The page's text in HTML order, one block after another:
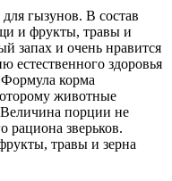
гызунов. В состав
и фрукты, травы и
запах и очень нравится
естественного здоровья
корма
животные
порции не
рациона зверьков.
травы и зерна